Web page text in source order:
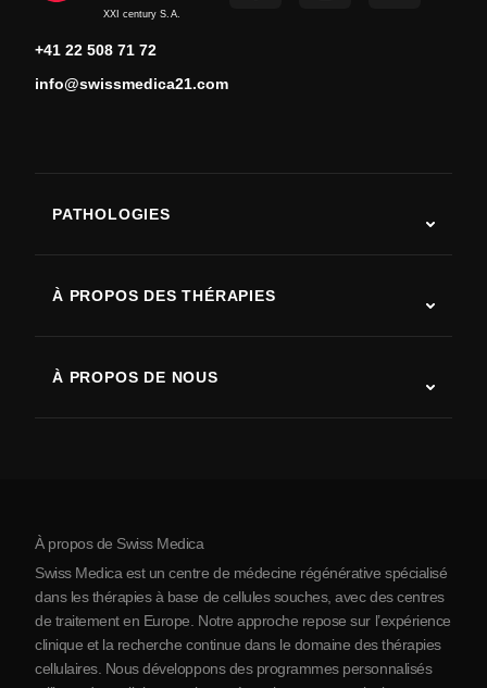
XXI century S.A.
+41 22 508 71 72
info@swissmedica21.com
PATHOLOGIES
Maladie de Parkinson
Arthrite
À PROPOS DES THÉRAPIES
À PROPOS DE NOUS
À propos de la Serbie
Partenariats
Contact
À propos de Swiss Medica
Swiss Medica est un centre de médecine régénérative spécialisé
dans les thérapies à base de cellules souches, avec des centres
de traitement en Europe. Notre approche repose sur l’expérience
clinique et la recherche continue dans le domaine des thérapies
cellulaires. Nous développons des programmes personnalisés